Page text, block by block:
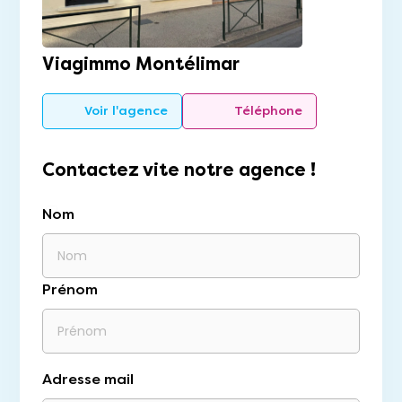
Viagimmo Montélimar
Voir l'agence Téléphone
Contactez vite notre agence !
Nom
Prénom
Adresse mail